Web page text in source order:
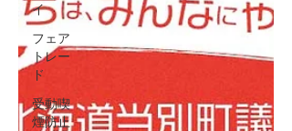
イ
フェア
トレー
ド
受動喫
煙防止